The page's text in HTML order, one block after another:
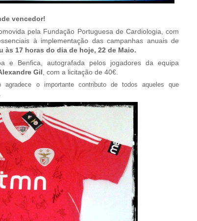
vencedor!
pela Fundação Portuguesa de Cardiologia, com
à implementação das campanhas anuais de
às 17 horas do dia de hoje, 22 de Maio.
e Benfica, autografada pelos jogadores da equipa
Gil , com a licitação de 40€.
agradece o importante contributo de todos aqueles que